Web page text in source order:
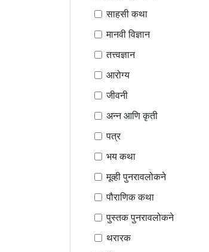
साहसी कथा
मानवी विज्ञान
तत्त्वज्ञान
आरोग्य
जीवनी
अन्न आणि कृती
पत्र
भय कथा
मूव्ही पुनरावलोकने
पौराणिक कथा
पुस्तक पुनरावलोकने
थरारक